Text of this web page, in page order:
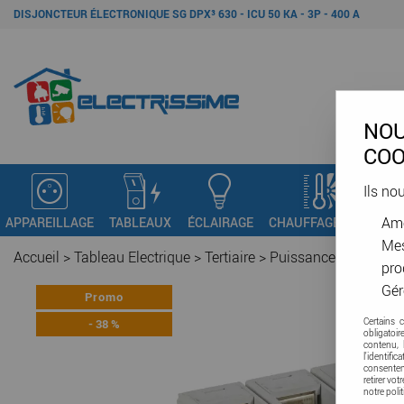
DISJONCTEUR ÉLECTRONIQUE SG DPX³ 630 - ICU 50 KA - 3P - 400 A
APPAREILLAGE TABLEAUX ÉCLAIRAGE CHAUFFAGE - VMC
Accueil >Tableau Electrique >Tertiaire > Puissance
Promo
-38%
Ils
Certains
contenu,
retirer
notre